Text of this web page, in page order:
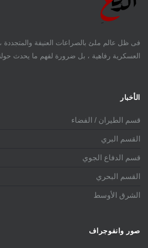
فى ظل عالم ملئ بالصراعات العنيفة والمتجددة ،
العسكرية رفاهية ، بل ضرورة لفهم ما يحدث
الأخبار
قسم الطيران / الفضاء
القسم البري
قسم الدفاع الجوي
القسم البحري
الشرق الأوسط
صور وانفوجراف